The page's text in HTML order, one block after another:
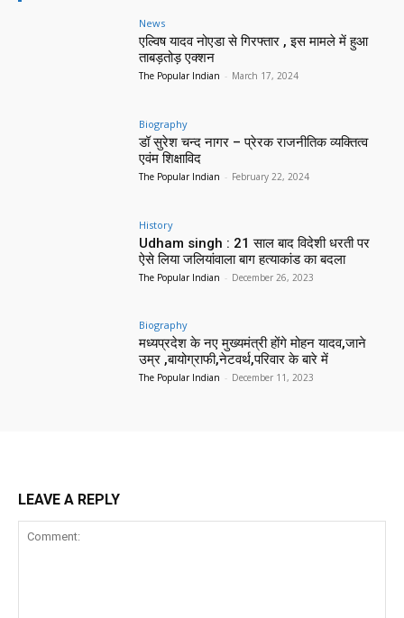
News
एल्विष यादव नोएडा से गिरफ्तार , इस मामले में हुआ
ताबड़तोड़ एक्शन
The Popular Indian - March 17, 2024
Biography
डॉ सुरेश चन्द नागर – प्रेरक राजनीतिक व्यक्तित्व
एवंम शिक्षाविद
The Popular Indian - February 22, 2024
History
Udham singh : 21 साल बाद विदेशी धरती पर
ऐसे लिया जलियांवाला बाग हत्याकांड का बदला
The Popular Indian - December 26, 2023
Biography
मध्यप्रदेश के नए मुख्यमंत्री होंगे मोहन यादव,जाने
उम्र ,बायोग्राफी,नेटवर्थ,परिवार के बारे में
The Popular Indian - December 11, 2023
LEAVE A REPLY